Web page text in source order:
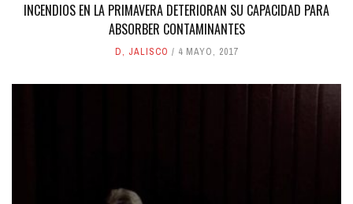
INCENDIOS EN LA PRIMAVERA DETERIORAN SU CAPACIDAD PARA
ABSORBER CONTAMINANTES
D, JALISCO 4 MAYO, 2017